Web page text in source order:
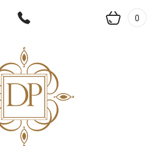
0